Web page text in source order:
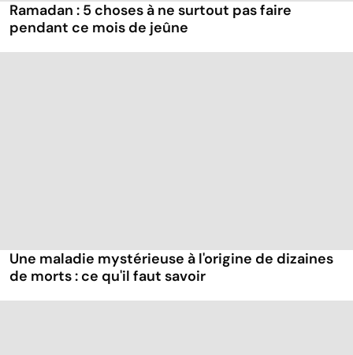
Ramadan : 5 choses à ne surtout pas faire
pendant ce mois de jeûne
Une maladie mystérieuse à l'origine de dizaines
de morts : ce qu'il faut savoir